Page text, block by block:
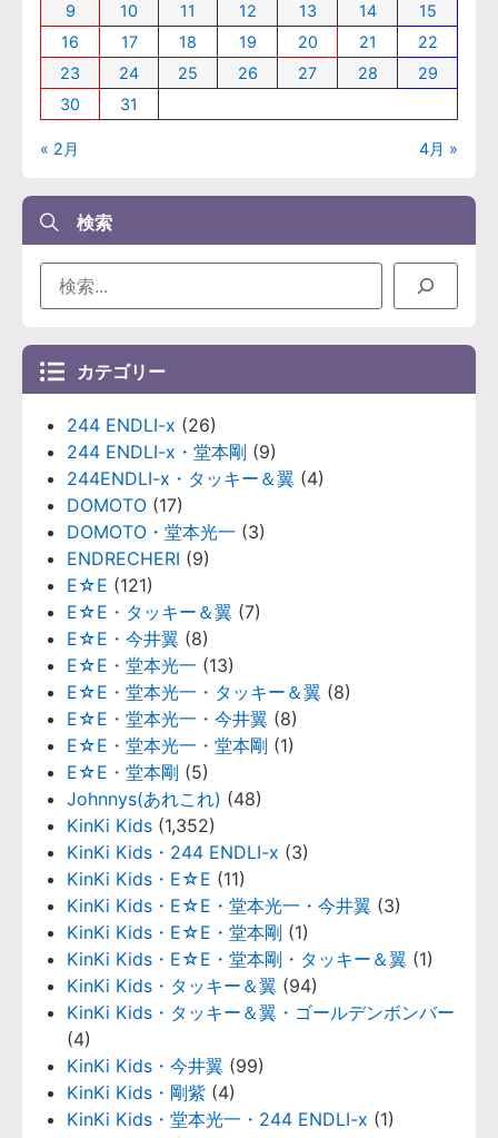
9
10 11 12 13 14
15
16
17 18 19 20 21
22
23
24 25 26 27 28
29
30
31
« 2月 4月 »
検索
カテゴリー
244 ENDLI-x (26)
244 ENDLI-x・堂本剛 (9)
244ENDLI-x・タッキー＆翼 (4)
DOMOTO (17)
DOMOTO・堂本光一 (3)
ENDRECHERI (9)
E☆E (121)
E☆E・タッキー＆翼 (7)
E☆E・今井翼 (8)
E☆E・堂本光一 (13)
E☆E・堂本光一・タッキー＆翼 (8)
E☆E・堂本光一・今井翼 (8)
E☆E・堂本光一・堂本剛 (1)
E☆E・堂本剛 (5)
Johnnys(あれこれ) (48)
KinKi Kids (1,352)
KinKi Kids・244 ENDLI-x (3)
KinKi Kids・E☆E (11)
KinKi Kids・E☆E・堂本光一・今井翼 (3)
KinKi Kids・E☆E・堂本剛 (1)
KinKi Kids・E☆E・堂本剛・タッキー＆翼 (1)
KinKi Kids・タッキー＆翼 (94)
KinKi Kids・タッキー＆翼・ゴールデンボンバー
(4)
KinKi Kids・今井翼 (99)
KinKi Kids・剛紫 (4)
KinKi Kids・堂本光一・244 ENDLI-x (1)